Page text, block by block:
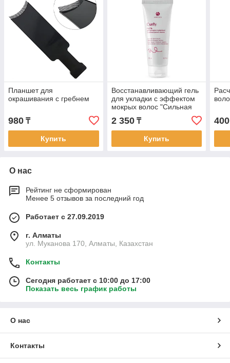
Планшет для
окрашивания с гребнем
980 ₸
Купить
Восстанавливающий гель
для укладки с эффектом
мокрых волос "Сильная
фиксация" ADRICOCO
Curly 100 мл
2 350₸
Купить
400
О нас
Рейтинг не сформирован
Менее 5 отзывов за последний год
Работает с 27.09.2019
г. Алматы
ул. Муканова 170, Алматы, Казахстан
Контакты
Сегодня работает с 10:00 до 17:00
Показать весь график работы
О нас
Контакты